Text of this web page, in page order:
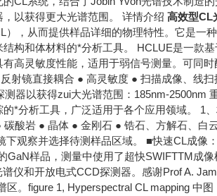
以获得更大光谱范围。 详情介绍 高效型CL
），从而提供样品详细的物理特性。它是一
构和体材料的*分析工具。 HCLUE是一款
高灵敏度性能，适用于弱信号测量。可同
射镜直接耦合 ● 高灵敏度 ● 扫描成像、线
器以获得zui大光谱范围：185nm-2500nm
*分析工具，广泛适用于各个应用领域。 1
酸岩 ● 晶体 ● 金刚石 ● 锆石、方解石、白
下观察并选择待测样品区域。 ■快速CL成像
GaN样品，测量中使用了超快SWIFTTM成
仪和开放电式CCD探测器。感谢Prof A.
区。figure 1, Hyperspectral CL mapping 中